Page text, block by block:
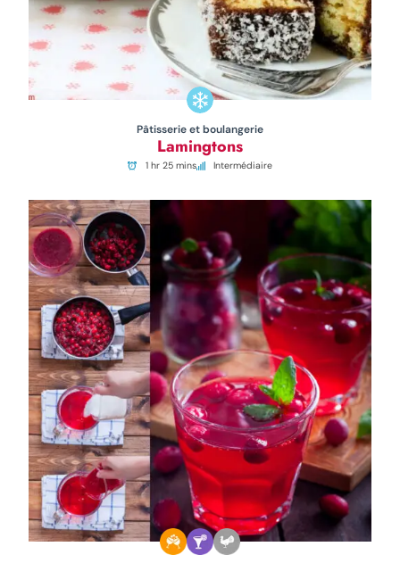
Pâtisserie et boulangerie
Lamingtons
1 hr 25 mins Intermédiaire